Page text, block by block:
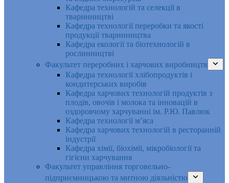
Кафедра технологій та селекції в
тваринництві
Кафедра технології переробки та якості
продукції тваринництва
Кафедра екології та біотехнологій в
рослинництві
Факультет переробних і харчових виробництв
Кафедра технології хлібопродуктів і
кондитерських виробів
Кафедра харчових технологій продуктів з
плодів, овочів і молока та інновацій в
оздоровчому харчуванні ім. Р.Ю. Павлюк
Кафедра технології м’яса
Кафедра харчових технологій в ресторанній
індустрії
Кафедра хімії, біохімії, мікробіології та
гігієни харчування
Факультет управління торговельно-
підприємницькою та митною діяльністю